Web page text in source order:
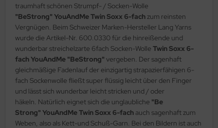
traumhaft schönen Strumpf- / Socken-Wolle
"BeStrong" YouAndMe Twin Soxx 6-fachzum reinsten
Vergnügen. Beim Schweizer Marken-Hersteller Lang Yarns
wurde die Artikel-Nr. 600.0330 für die hinreißende und
wunderbar streichelzarte 6fach Socken-Wolle Twin Soxx 6-
fach YouAndMe "BeStrong" vergeben. Der sagenhaft
gleichmäßige Fadenlauf der einzigartig strapazierfähigen 6-
fach Sockenwolle fließt super flüssig leicht über den Finger
und lässt sich wunderbar leicht stricken und / oder
häkeln. Natürlich eignet sich die unglaubliche "Be
Strong" YouAndMe Twin Soxx 6-fach auch sagenhaft zum
Weben, also als Kett-und Schuß-Garn. Bei den Bildern ist auch